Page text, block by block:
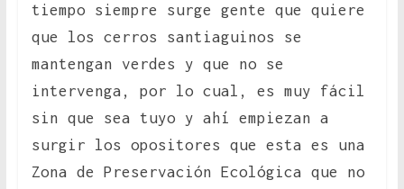
tiempo siempre surge gente que quiere
que los cerros santiaguinos se
mantengan verdes y que no se
intervenga, por lo cual, es muy fácil
sin que sea tuyo y ahí empiezan a
surgir los opositores que esta es una
Zona de Preservación Ecológica que no